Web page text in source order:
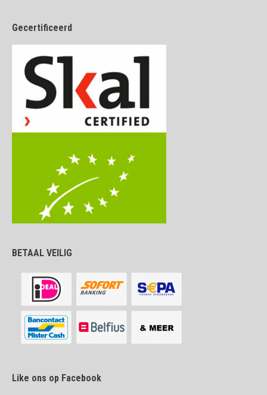
Gecertificeerd
BETAAL VEILIG
Like ons op Facebook